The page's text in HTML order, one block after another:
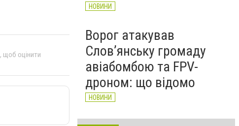
, щоб оцінити
НОВИНИ
Ворог атакував
Слов’янську громаду
авіабомбою та FPV-
дроном: що відомо
НОВИНИ